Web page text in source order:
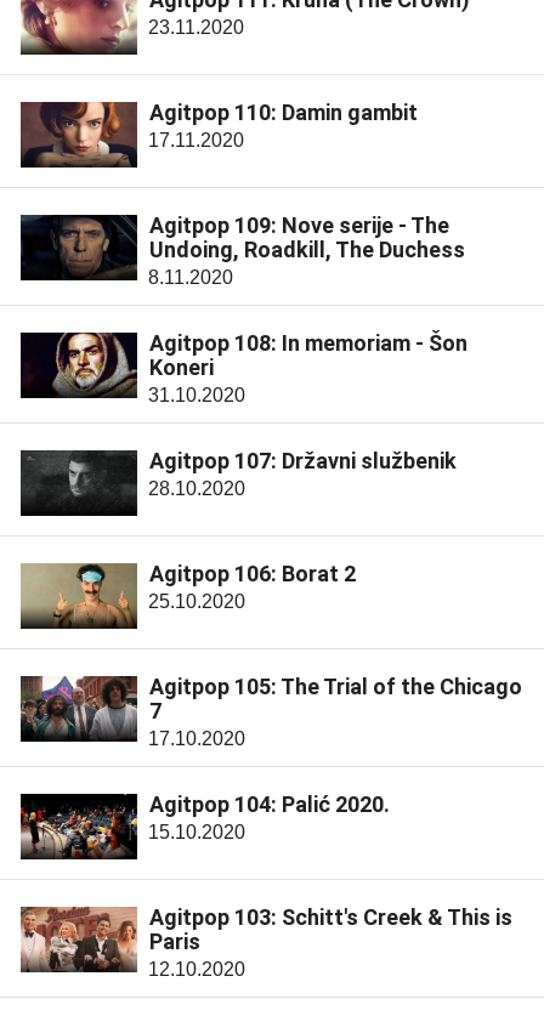
23.11.2020
Agitpop 110: Damin gambit
17.11.2020
Agitpop 109: Nove serije - The
Undoing, Roadkill, The Duchess
8.11.2020
Agitpop 108: In memoriam - Šon
Koneri
31.10.2020
Agitpop 107: Državni službenik
28.10.2020
Agitpop 106: Borat 2
25.10.2020
Agitpop 105: The Trial of the Chicago
7
17.10.2020
Agitpop 104: Palić 2020.
15.10.2020
Agitpop 103: Schitt's Creek & This is
Paris
12.10.2020